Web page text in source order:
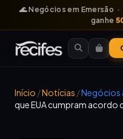
🌊 Negócios em Emersão ·
ganhe
Início /Notícias /Negócios
que EUA cumpram acordo